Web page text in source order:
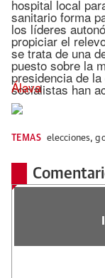
hospital local
sanitario forma
los líderes
propiciar el
se trata de una
puesto sobre la
presidencia de
socialistas han
Álava
TEMAS elecciones,